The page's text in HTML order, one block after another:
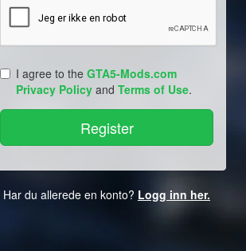
I agree to the GTA5-Mods.com
Privacy Policy and Terms of Use.
Har du allerede en konto? Logg inn her.